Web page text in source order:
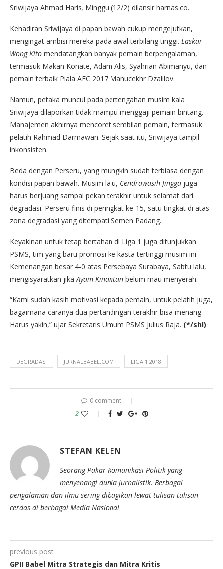
Sriwijaya Ahmad Haris, Minggu (12/2) dilansir harnas.co.
Kehadiran Sriwijaya di papan bawah cukup mengejutkan,
mengingat ambisi mereka pada awal terbilang tinggi. Laskar
Wong Kito mendatangkan banyak pemain berpengalaman,
termasuk Makan Konate, Adam Alis, Syahrian Abimanyu, dan
pemain terbaik Piala AFC 2017 Manucekhr Dzalilov.
Namun, petaka muncul pada pertengahan musim kala
Sriwijaya dilaporkan tidak mampu menggaji pemain bintang.
Manajemen akhirnya mencoret sembilan pemain, termasuk
pelatih Rahmad Darmawan. Sejak saat itu, Sriwijaya tampil
inkonsisten.
Beda dengan Perseru, yang mungkin sudah terbiasa dengan
kondisi papan bawah. Musim lalu, Cendrawasih Jingga juga
harus berjuang sampai pekan terakhir untuk selamat dari
degradasi. Perseru finis di peringkat ke-15, satu tingkat di atas
zona degradasi yang ditempati Semen Padang.
Keyakinan untuk tetap bertahan di Liga 1 juga ditunjukkan
PSMS, tim yang baru promosi ke kasta tertinggi musim ini.
Kemenangan besar 4-0 atas Persebaya Surabaya, Sabtu lalu,
mengisyaratkan jikaAyam Kinantan belum mau menyerah.
“Kami sudah kasih motivasi kepada pemain, untuk pelatih juga,
bagaimana caranya dua pertandingan terakhir bisa menang.
Harus yakin,” ujar Sekretaris Umum PSMS Julius Raja. (*/shl)
DEGRADASI JURNALBABEL.COM LIGA 1 2018
0 comment
2
STEFAN KELEN
Seorang Pakar Komunikasi Politik yang
menyenangi dunia jurnalistik. Berbagai
pengalaman dan ilmu sering dibagikan lewat tulisan-tulisan
cerdas di berbagai Media Nasional
previous post
GPII Babel Mitra Strategis dan Mitra Kritis